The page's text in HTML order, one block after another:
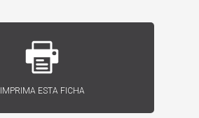
IMPRIMA ESTA FICHA